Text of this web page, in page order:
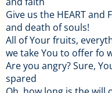
Give us the HEART
and death of souls!
All of Your fruits,
we take You to offer fo
Are you angry? Sure,
spared